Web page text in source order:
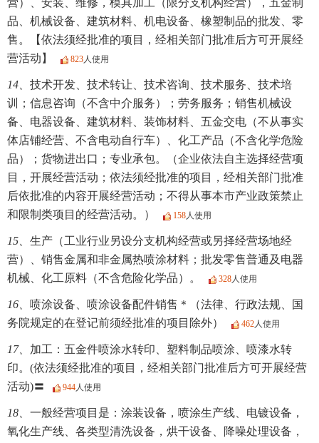
营）、安装、维修，模具加工（限分支机构经营），五金制
品、机械设备、建筑材料、机电设备、橡塑制品的批发、零
售。【依法须经批准的项目，经相关部门批准后方可开展经
营活动】
823人使用
14、 技术开发、技术转让、技术咨询、技术服务、技术培
训；信息咨询（不含中介服务）；劳务服务；销售机械设
备、电器设备、建筑材料、装饰材料、五金交电（不从事实
体店铺经营、不含电动自行车）、化工产品（不含化学危险
品）；货物进出口；专业承包。（企业依法自主选择经营项
目，开展经营活动；依法须经批准的项目，经相关部门批准
后依批准的内容开展经营活动；不得从事本市产业政策禁止
和限制类项目的经营活动。）
158人使用
15、 生产（工业行业另设分支机构经营或另择经营场地经
营）、销售金属和非金属热喷涂材料；批发零售普通及电器
机械、化工原料（不含危险化学品）。
328人使用
16、 喷涂设备、喷涂设备配件销售＊（法律、行政法规、国
务院规定的在登记前须经批准的项目除外）
462人使用
17、 加工：五金件喷涂水转印、塑料制品喷涂、喷漆水转
印。(依法须经批准的项目，经相关部门批准后方可开展经营
活动)〓
944人使用
18、 一般经营项目是：涂装设备，喷涂生产线、电镀设备，
氧化生产线、各类型清洗设备，烘干设备、降噪处理设备，